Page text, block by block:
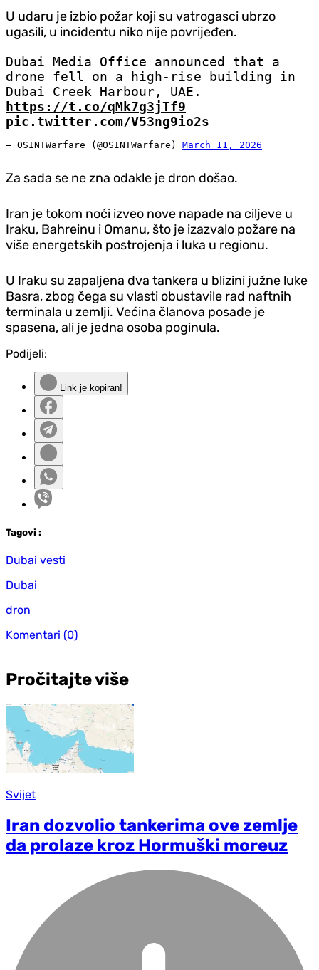
U udaru je izbio požar koji su vatrogasci ubrzo
ugasili, u incidentu niko nije povrijeđen.
Dubai Media Office announced that a
drone fell on a high-rise building in
Dubai Creek Harbour, UAE.
https://t.co/qMk7g3jTf9
pic.twitter.com/V53ng9io2s
— OSINTWarfare (@OSINTWarfare) March 11, 2026
Za sada se ne zna odakle je dron došao.
Iran je tokom noći izveo nove napade na ciljeve u
Iraku, Bahreinu i Omanu, što je izazvalo požare na
više energetskih postrojenja i luka u regionu.
U Iraku su zapaljena dva tankera u blizini južne luke
Basra, zbog čega su vlasti obustavile rad naftnih
terminala u zemlji. Većina članova posade je
spasena, ali je jedna osoba poginula.
Podijeli:
Link je kopiran!
Tagovi :
Dubai vesti
Dubai
dron
Komentari (0)
Pročitajte više
Svijet
Iran dozvolio tankerima ove zemlje
da prolaze kroz Hormuški moreuz